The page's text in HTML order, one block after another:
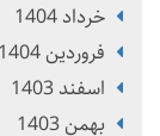
خرداد 1404
فروردین 1404
اسفند 1403
بهمن 1403